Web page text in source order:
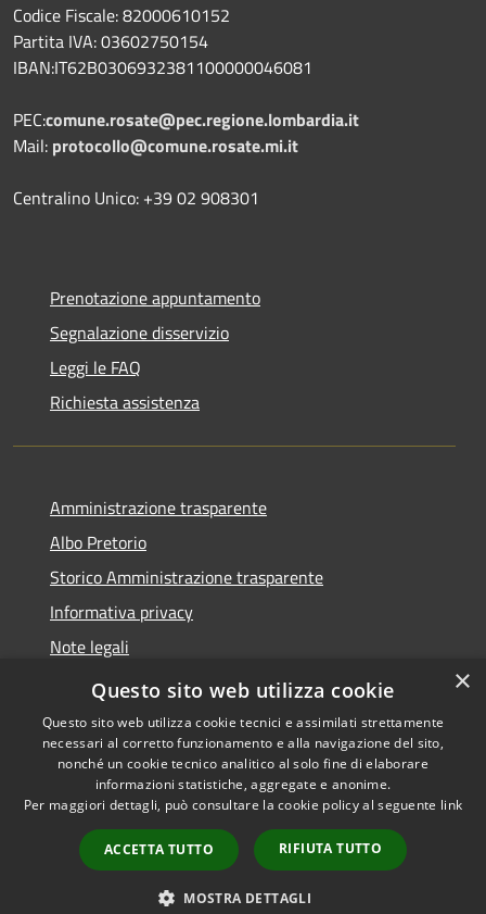
Codice Fiscale: 82000610152
Partita IVA: 03602750154
IBAN:IT62B0306932381100000046081
PEC:comune.rosate@pec.regione.lombardia.it
Mail: protocollo@comune.rosate.mi.it
Centralino Unico: +39 02 908301
Prenotazione appuntamento
Segnalazione disservizio
Leggi le FAQ
Richiesta assistenza
Amministrazione trasparente
Albo Pretorio
Storico Amministrazione trasparente
Informativa privacy
Note legali
Dichiarazione di accessibilità
Accessibilità
Copyright © 2026 • Comune di
Rosate • Powered by
Municipium•
Accesso
redazione
×
Questo sito web utilizza cookie
Questo sito web utilizza cookie tecnici e assimilati strettamente
necessari al corretto funzionamento e alla navigazione del sito,
nonché un cookie tecnico analitico al solo fine di elaborare
informazioni statistiche, aggregate e anonime.
Per maggiori dettagli, può consultare la cookie policy al seguente link
ACCETTA TUTTO RIFIUTA TUTTO
MOSTRA DETTAGLI